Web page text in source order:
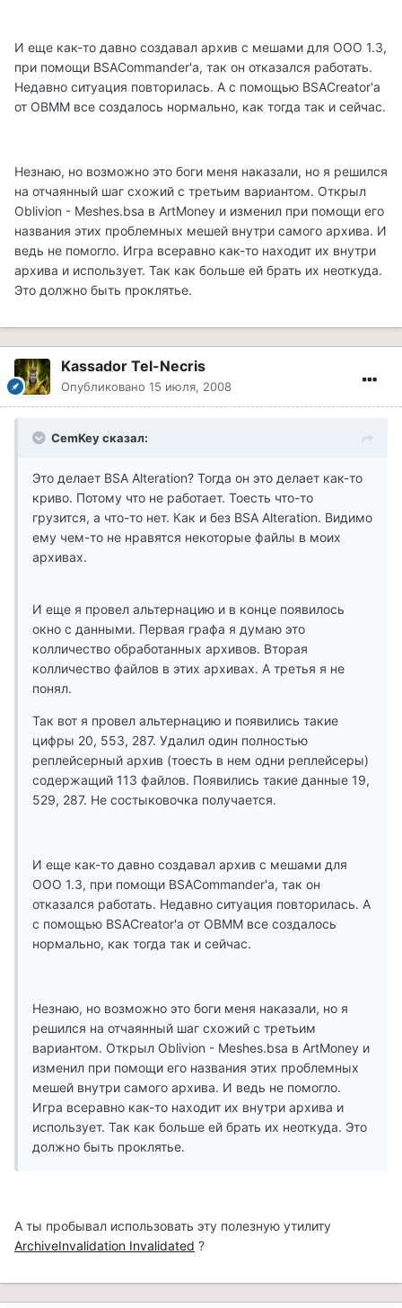
И еще как-то давно создавал архив с мешами для ООО 1.3,
при помощи BSACommander'a, так он отказался работать.
Недавно ситуация повторилась. А с помощью BSACreator'a
от OBMM все создалось нормально, как тогда так и сейчас.
Незнаю, но возможно это боги меня наказали, но я решился
на отчаянный шаг схожий с третьим вариантом. Открыл
Oblivion - Meshes.bsa в ArtMoney и изменил при помощи его
названия этих проблемных мешей внутри самого архива. И
ведь не помогло. Игра всеравно как-то находит их внутри
архива и использует. Так как больше ей брать их неоткуда.
Это должно быть проклятье.
Kassador Tel-Necris
Опубликовано 15 июля, 2008
CemKey сказал:
Это делает BSA Alteration? Тогда он это делает как-то
криво. Потому что не работает. Тоесть что-то
грузится, а что-то нет. Как и без BSA Alteration. Видимо
ему чем-то не нравятся некоторые файлы в моих
архивах.
И еще я провел альтернацию и в конце появилось
окно с данными. Первая графа я думаю это
колличество обработанных архивов. Вторая
колличество файлов в этих архивах. А третья я не
понял.
Так вот я провел альтернацию и появились такие
цифры 20, 553, 287. Удалил один полностью
реплейсерный архив (тоесть в нем одни реплейсеры)
содержащий 113 файлов. Появились такие данные 19,
529, 287. Не состыковочка получается.
И еще как-то давно создавал архив с мешами для
ООО 1.3, при помощи BSACommander'a, так он
отказался работать. Недавно ситуация повторилась. А
с помощью BSACreator'a от OBMM все создалось
нормально, как тогда так и сейчас.
Незнаю, но возможно это боги меня наказали, но я
решился на отчаянный шаг схожий с третьим
вариантом. Открыл Oblivion - Meshes.bsa в ArtMoney и
изменил при помощи его названия этих проблемных
мешей внутри самого архива. И ведь не помогло.
Игра всеравно как-то находит их внутри архива и
использует. Так как больше ей брать их неоткуда. Это
должно быть проклятье.
А ты пробывал использовать эту полезную утилиту
ArchiveInvalidation Invalidated ?